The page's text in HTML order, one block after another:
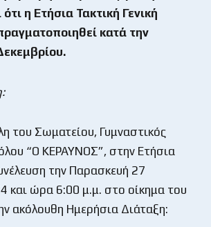
η Ετήσια Τακτική Γενική
κατά την
του Σωματείου, Γυμναστικός
“Ο ΚΕΡΑΥΝΟΣ”, στην Ετήσια
την Παρασκευή 27
και ώρα 6:00 μ.μ. στο οίκημα του
ακόλουθη Ημερήσια Διάταξη: